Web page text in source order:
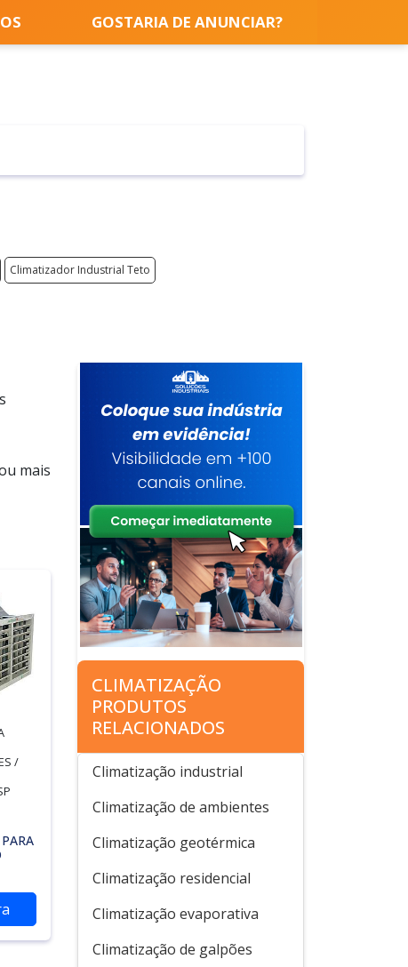
GOSTARIA DE ANUNCIAR?
Climatizador Industrial Teto
mais
/
CLIMATIZAÇÃO
PRODUTOS
RELACIONADOS
Climatização industrial
Climatização de ambientes
Climatização geotérmica
Climatização residencial
Climatização evaporativa
Climatização de galpões